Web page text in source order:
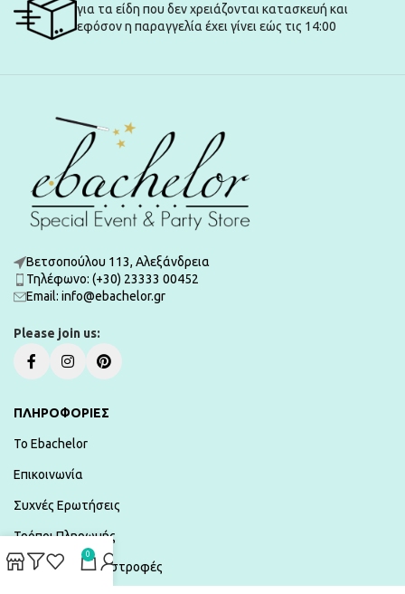
για τα είδη που δεν χρειάζονται κατασκευή και
εφόσον η παραγγελία έχει γίνει εώς τις 14:00
Βετσοπούλου 113, Αλεξάνδρεια
Τηλέφωνο: (+30) 23333 00452
Εmail: info@ebachelor.gr
Please join us:
ΠΛΗΡΟΦΟΡΙΕΣ
To Ebachelor
Επικοινωνία
Συχνές Ερωτήσεις
Τρόποι Πληρωμής
Αποστολές & Επιστροφές
0